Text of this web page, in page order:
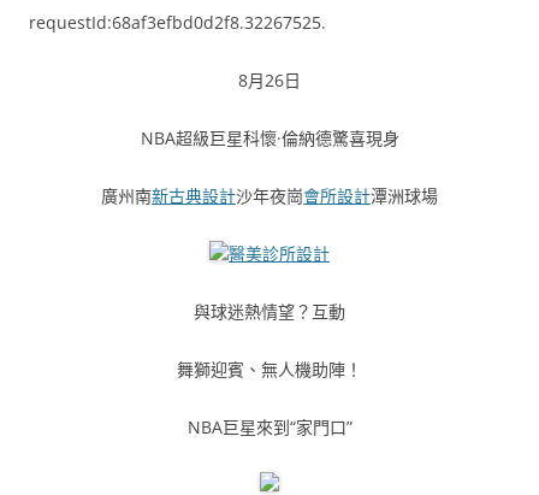
requestId:68af3efbd0d2f8.32267525.
8月26日
NBA超級巨星科懷·倫納德驚喜現身
廣州南新古典設計沙年夜崗會所設計潭洲球場
醫美診所設計
與球迷熱情望？互動
舞獅迎賓、無人機助陣！
NBA巨星來到“家門口”